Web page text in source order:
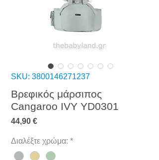
SKU: 3800146271237
Βρεφικός μάρσιπος
Cangaroo IVY YD0301
44,90 €Τιμή
Διαλέξτε χρώμα: *